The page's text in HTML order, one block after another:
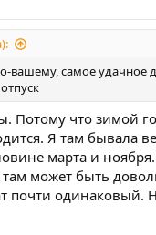
вашему, самое удачное
Потому что зимой
Я там бывала
марта и
может быть
почти одинаковый.